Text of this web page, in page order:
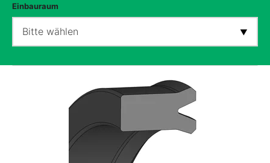
Einbauraum
Bitte wählen